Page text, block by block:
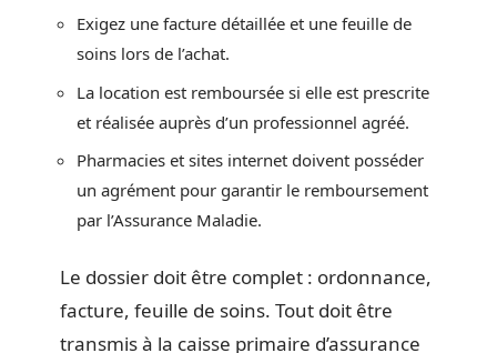
Exigez une facture détaillée et une feuille de
soins lors de l’achat.
La location est remboursée si elle est prescrite
et réalisée auprès d’un professionnel agréé.
Pharmacies et sites internet doivent posséder
un agrément pour garantir le remboursement
par l’Assurance Maladie.
Le dossier doit être complet : ordonnance,
facture, feuille de soins. Tout doit être
transmis à la caisse primaire d’assurance